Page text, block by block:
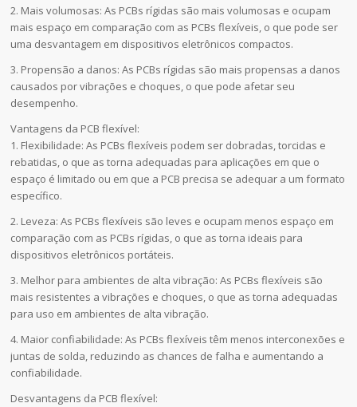
2. Mais volumosas: As PCBs rígidas são mais volumosas e ocupam
mais espaço em comparação com as PCBs flexíveis, o que pode ser
uma desvantagem em dispositivos eletrônicos compactos.
3. Propensão a danos: As PCBs rígidas são mais propensas a danos
causados por vibrações e choques, o que pode afetar seu
desempenho.
Vantagens da PCB flexível:
1. Flexibilidade: As PCBs flexíveis podem ser dobradas, torcidas e
rebatidas, o que as torna adequadas para aplicações em que o
espaço é limitado ou em que a PCB precisa se adequar a um formato
específico.
2. Leveza: As PCBs flexíveis são leves e ocupam menos espaço em
comparação com as PCBs rígidas, o que as torna ideais para
dispositivos eletrônicos portáteis.
3. Melhor para ambientes de alta vibração: As PCBs flexíveis são
mais resistentes a vibrações e choques, o que as torna adequadas
para uso em ambientes de alta vibração.
4. Maior confiabilidade: As PCBs flexíveis têm menos interconexões e
juntas de solda, reduzindo as chances de falha e aumentando a
confiabilidade.
Desvantagens da PCB flexível: